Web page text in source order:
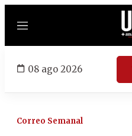
Menú
08 ago 2026
Correo Semanal